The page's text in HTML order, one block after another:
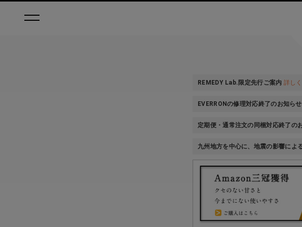
REMEDY Lab.限定先行ご案内 詳し
EVERRONの修理対応終了のお知らせ
定期便・通常注文の同梱対応終了の
九州地方を中心に、地震の影響によ